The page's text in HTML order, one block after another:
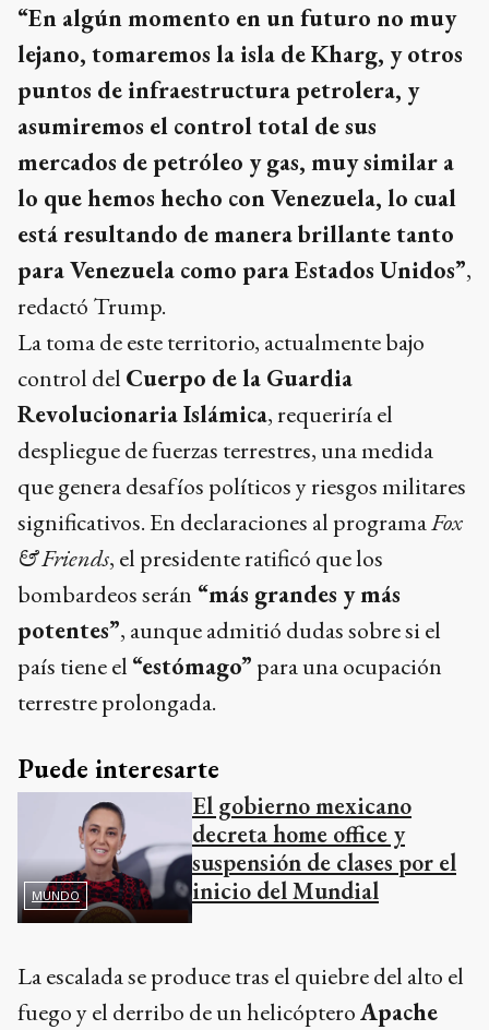
“En algún momento en un futuro no muy
lejano, tomaremos la isla de Kharg, y otros
puntos de infraestructura petrolera, y
asumiremos el control total de sus
mercados de petróleo y gas, muy similar a
lo que hemos hecho con Venezuela, lo cual
está resultando de manera brillante tanto
para Venezuela como para Estados Unidos”,
redactó Trump.
La toma de este territorio, actualmente bajo
control del Cuerpo de la Guardia
Revolucionaria Islámica, requeriría el
despliegue de fuerzas terrestres, una medida
que genera desafíos políticos y riesgos militares
significativos. En declaraciones al programaFox
& Friends, el presidente ratificó que los
bombardeos serán “más grandes y más
potentes”, aunque admitió dudas sobre si el
país tiene el “estómago” para una ocupación
terrestre prolongada.
Puede interesarte
MUNDO
El gobierno mexicano
decreta home office y
suspensión de clases por el
inicio del Mundial
La escalada se produce tras el quiebre del alto el
fuego y el derribo de un helicópteroApache